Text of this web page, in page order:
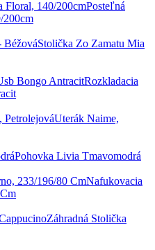
Posteľná
200cm
Stolička Zo Zamatu Mia
Rozkladacia
Uterák Naime,
Pohovka Livia Tmavomodrá
Nafukovacia
Záhradná Stolička